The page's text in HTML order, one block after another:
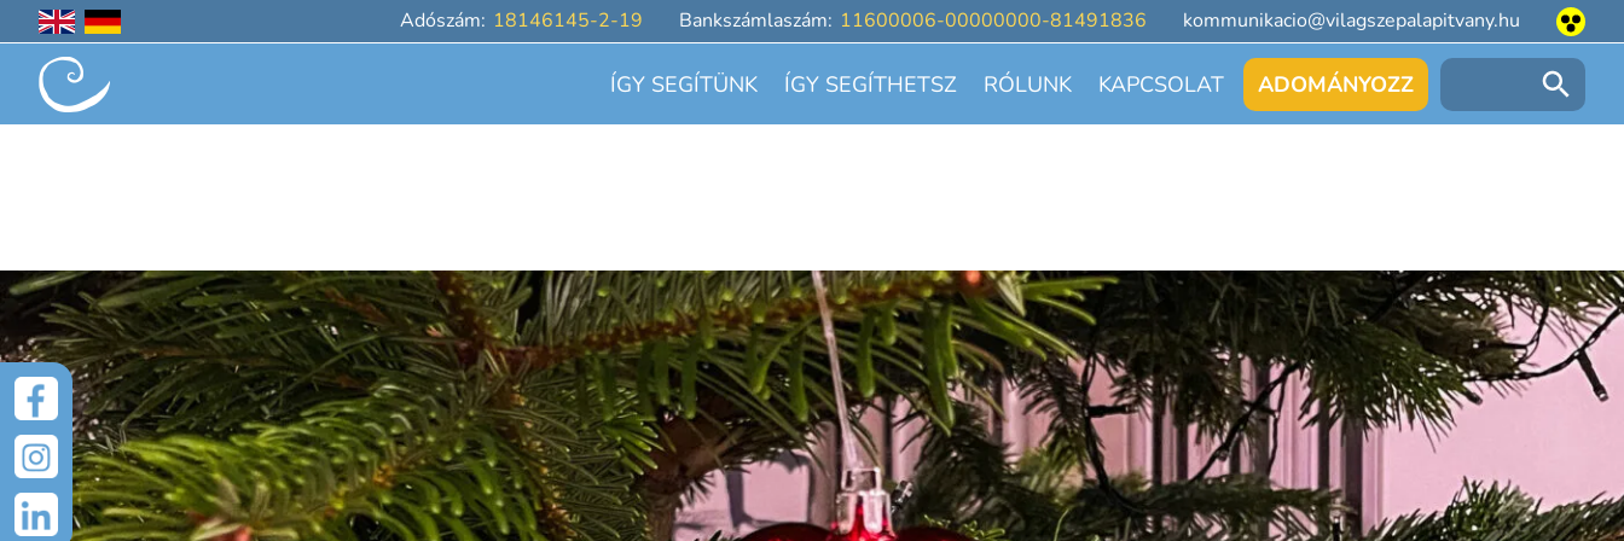
UGRÁS A TARTALOMRA
Adószám: 18146145-2-19 Bankszámlaszám: 11600006-00000000-81491836 kommunikacio@vilagszepalapitvany.hu
Keresés:
ÍGY SEGÍTÜNK ÍGY SEGÍTHETSZ RÓLUNK KAPCSOLAT ADOMÁNYOZZ